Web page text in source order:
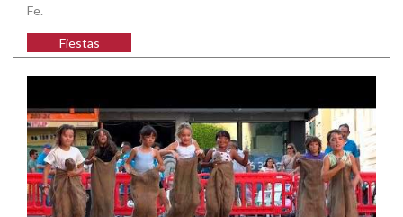
Fe.
Fiestas